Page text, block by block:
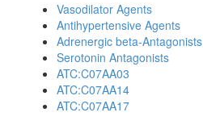
Vasodilator Agents
Antihypertensive Agents
Adrenergic beta-Antagonists
Serotonin Antagonists
ATC:C07AA03
ATC:C07AA14
ATC:C07AA17